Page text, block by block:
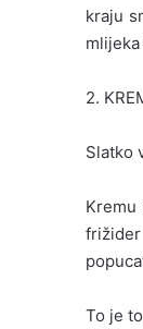
kraju
mlijeka
2.
Slatko
To je